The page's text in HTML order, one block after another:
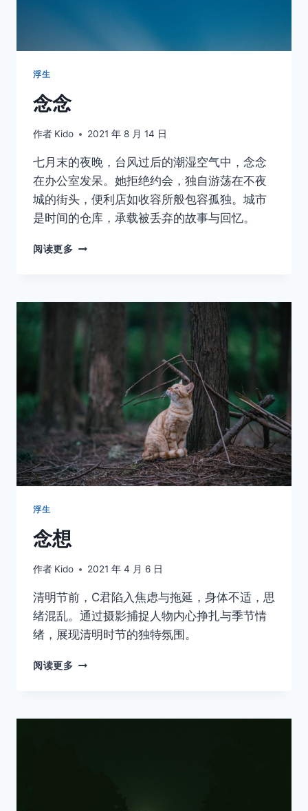
浮生
念念
作者 Kido 2021 年 8 月 14 日
七月末的夜晚，台风过后的潮湿空气中，念念
在办公室发呆。她拒绝约会，独自游荡在不夜
城的街头，便利店如收容所般包容孤独。城市
是时间的仓库，承载被丢弃的故事与回忆。
阅读更多
浮生
念想
作者 Kido 2021 年 4 月 6 日
清明节前，C君陷入焦虑与拖延，身体不适，思
绪混乱。通过摄影捕捉人物内心挣扎与季节情
绪，展现清明时节的独特氛围。
阅读更多 念